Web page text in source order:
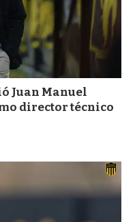
Juan Manuel
director técnico